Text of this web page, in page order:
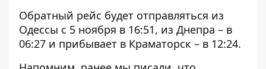
Обратный рейс будет отправляться из
Одессы с 5 ноября в 16:51, из Днепра – в
06:27 и прибывает в Краматорск – в 12:24.